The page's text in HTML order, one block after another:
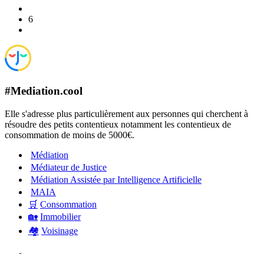
6
#Mediation.cool
Elle s'adresse plus particulièrement aux personnes qui cherchent à
résoudre des petits contentieux notamment les contentieux de
consommation de moins de 5000€.
Médiation
Médiateur de Justice
Médiation Assistée par Intelligence Artificielle
MAIA
🛒 Consommation
🏡 Immobilier
🏘️ Voisinage